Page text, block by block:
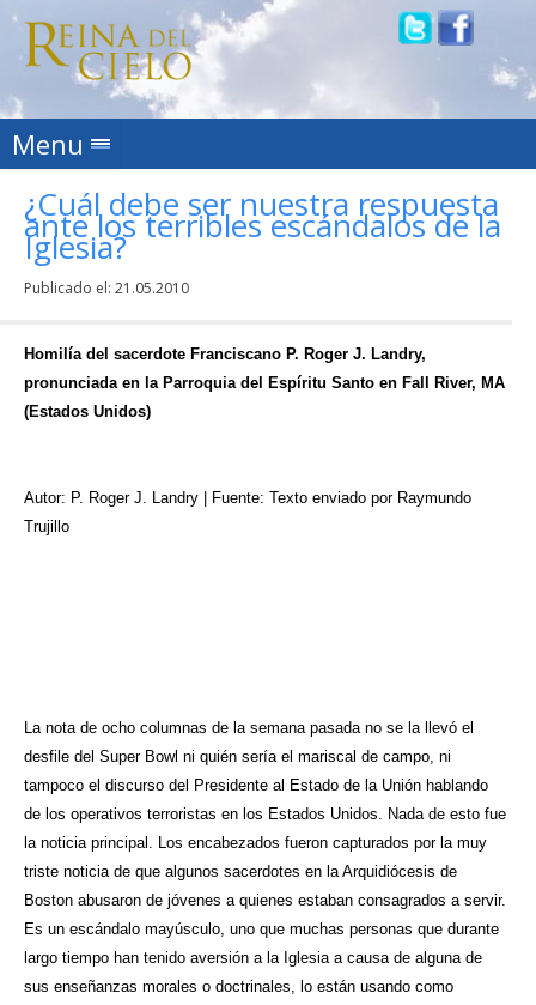
Menu Skip to content
¿Cuál debe ser nuestra respuesta
ante los terribles escándalos de la
Iglesia?
Publicado el: 21.05.2010
Homilía del sacerdote Franciscano P. Roger J. Landry,
pronunciada en la Parroquia del Espíritu Santo en Fall River, MA
(Estados Unidos)
Autor: P. Roger J. Landry | Fuente: Texto enviado por Raymundo
Trujillo
La nota de ocho columnas de la semana pasada no se la llevó el
desfile del Super Bowl ni quién sería el mariscal de campo, ni
tampoco el discurso del Presidente al Estado de la Unión hablando
de los operativos terroristas en los Estados Unidos. Nada de esto fue
la noticia principal. Los encabezados fueron capturados por la muy
triste noticia de que algunos sacerdotes en la Arquidiócesis de
Boston abusaron de jóvenes a quienes estaban consagrados a servir.
Es un escándalo mayúsculo, uno que muchas personas que durante
largo tiempo han tenido aversión a la Iglesia a causa de alguna de
sus enseñanzas morales o doctrinales, lo están usando como